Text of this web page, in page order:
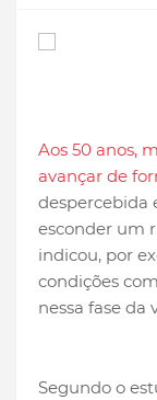
Aos 50 anos,
avançar de
despercebida
esconder um
indicou, por
condições
nessa fase da
Segundo o